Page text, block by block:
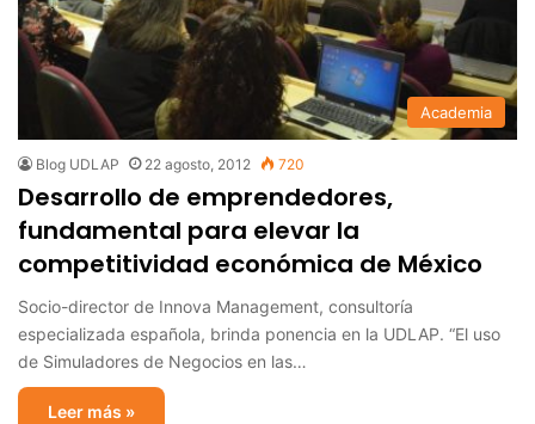
Academia
Blog UDLAP 22 agosto, 2012 720
Desarrollo de emprendedores,
fundamental para elevar la
competitividad económica de México
Socio-director de Innova Management, consultoría
especializada española, brinda ponencia en la UDLAP. “El uso
de Simuladores de Negocios en las…
Leer más »